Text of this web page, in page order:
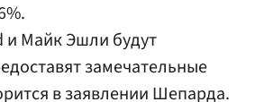
и Майк Эшли будут
замечательные
в заявлении Шепарда.